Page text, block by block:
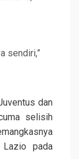
sendiri,”
dan
selisih
pada